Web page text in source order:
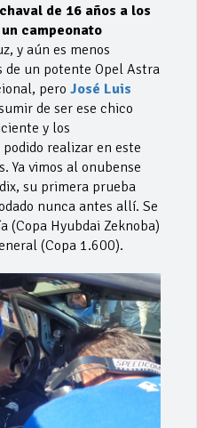
de 16 años a los
campeonato
y aún es menos
de un potente Opel Astra
pero José Luis
de ser ese chico
y los
realizar en este
Ya vimos al onubense
su primera prueba
nunca antes allí. Se
(Copa Hyubdai Zeknoba)
(Copa 1.600).